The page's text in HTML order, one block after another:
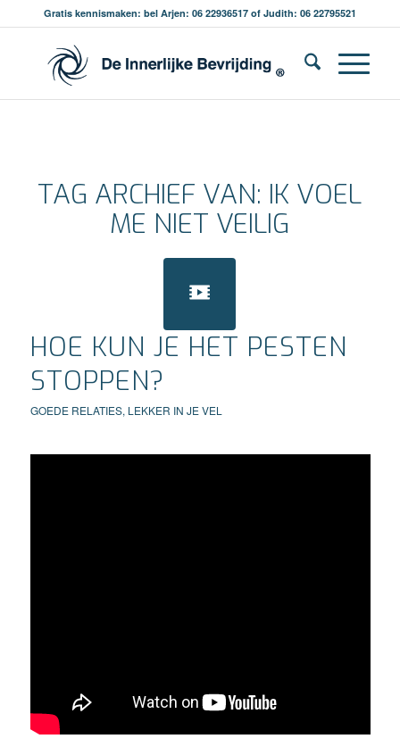
Gratis kennismaken: bel Arjen: 06 22936517 of Judith: 06 22795521
TAG ARCHIEF VAN: IK VOEL
ME NIET VEILIG
HOE KUN JE HET PESTEN
STOPPEN?
GOEDE RELATIES, LEKKER IN JE VEL